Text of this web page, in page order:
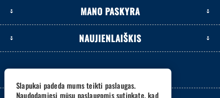
MANO PASKYRA
NAUJIENLAIŠKIS
Slapukai padeda mums teikti paslaugas.
Naudodamiesi mūsų paslaugomis sutinkate, kad